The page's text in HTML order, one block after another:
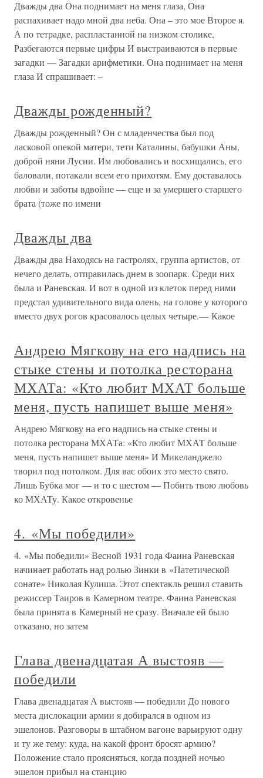
Дважды два Она поднимает на меня глаза, Она
распахивает надо мной два неба. Она – это мое Второе я.
А по тетрадке, распластанной на низком столике,
Разбегаются первые цифры И выстраиваются в первые
загадки — Загадки арифметики. Она поднимает на меня
глаза И спрашивает: –
Дважды рожденный?
Дважды рожденный? Он с младенчества был под
ласковой опекой матери, тети Каталины, бабушки Аны,
доброй няни Лусии. Им любовались и восхищались, его
баловали, потакали всем его прихотям. Ему доставалось
любви и заботы вдвойне — еще и за умершего старшего
брата (тоже по имени
Дважды два
Дважды два Находясь на гастролях, группа артистов, от
нечего делать, отправилась днем в зоопарк. Среди них
была и Раневская. И вот в одной из клеток перед ними
предстал удивительного вида олень, на голове у которого
вместо двух рогов красовалось целых четыре.— Какое
Андрею Мягкову на его надпись на
стыке стены и потолка ресторана
МХАТа: «Кто любит МХАТ больше
меня, пусть напишет выше меня»
Андрею Мягкову на его надпись на стыке стены и
потолка ресторана МХАТа: «Кто любит МХАТ больше
меня, пусть напишет выше меня» И Микеланджело
творил под потолком. Для вас обоих это место свято.
Лишь Бубка мог — и то с шестом — Побить твою любовь
ко МХАТу. Какое откровенье
4. «Мы победили»
4. «Мы победили» Весной 1931 года Фаина Раневская
начинает работать над ролью Зинки в «Патетической
сонате» Николая Кулиша. Этот спектакль решил ставить
режиссер Таиров в Камерном театре. Фаина Раневская
была принята в Камерный не сразу. Вначале ей было
отказано, но затем
Глава двенадцатая А выстояв —
победили
Глава двенадцатая А выстояв — победили До нового
места дислокации армии я добирался в одном из
эшелонов. Разговоры в штабном вагоне варьируют одну
и ту же тему: куда, на какой фронт бросят армию?
Положение стало проясняться, когда поздней ночью
эшелон прибыл на станцию